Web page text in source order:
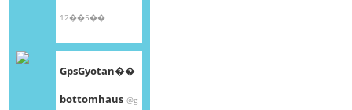
12��5��
GpsGyotan��
bottomhaus @g